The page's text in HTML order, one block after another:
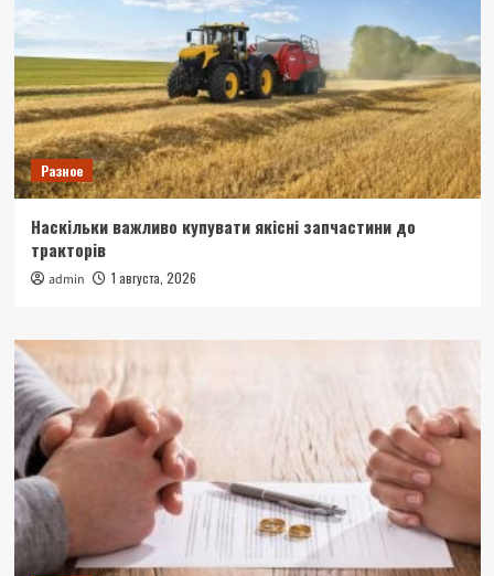
Разное
Наскільки важливо купувати якісні запчастини до
тракторів
admin 1 августа, 2026